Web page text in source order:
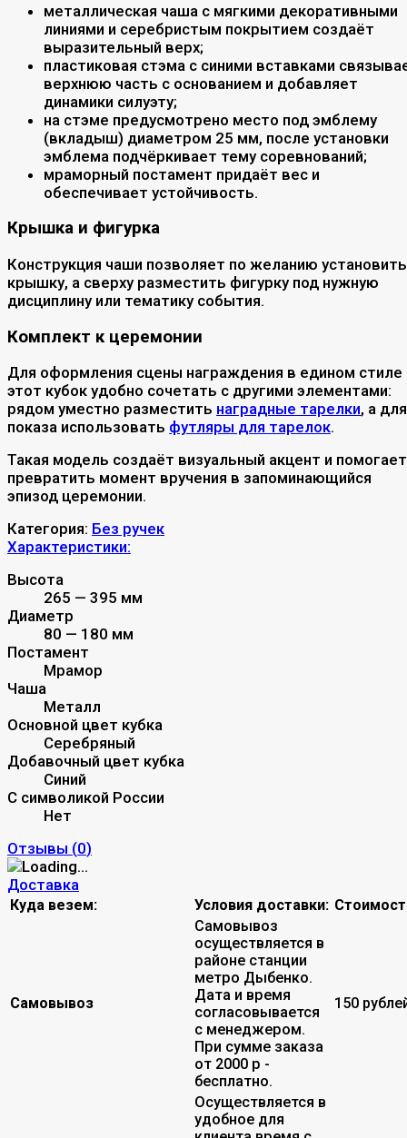
металлическая чаша с мягкими декоративными
линиями и серебристым покрытием создаёт
выразительный верх;
пластиковая стэма с синими вставками
верхнюю часть с основанием и добавляет
динамики силуэту;
на стэме предусмотрено место под эмблему
(вкладыш) диаметром 25 мм, после установки
эмблема подчёркивает тему соревнований;
мраморный постамент придаёт вес и
обеспечивает устойчивость.
Крышка и фигурка
Конструкция чаши позволяет по желанию установить
крышку, а сверху разместить фигурку под нужную
дисциплину или тематику события.
Комплект к церемонии
Для оформления сцены награждения в едином стиле
этот кубок удобно сочетать с другими элементами:
рядом уместно разместить наградные тарелки, а для
показа использовать футляры для тарелок.
Такая модель создаёт визуальный акцент и помогает
превратить момент вручения в запоминающийся
эпизод церемонии.
Категория: Без ручек
Характеристики:
Высота
265 — 395 мм
Диаметр
80 — 180 мм
Постамент
Мрамор
Чаша
Металл
Основной цвет кубка
Серебряный
Добавочный цвет кубка
Синий
С символикой России
Нет
Отзывы (0)
Доставка
Куда везем: Условия доставки:
Самовывоз
Самовывоз
осуществляется в
районе станции
метро Дыбенко.
Дата и время
согласовывается
с менеджером.
При сумме заказа
от 2000 р -
бесплатно.
150
Осуществляется в
удобное для